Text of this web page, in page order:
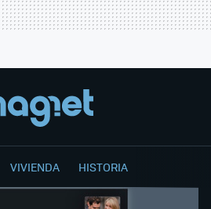
VIVIENDA HISTORIA